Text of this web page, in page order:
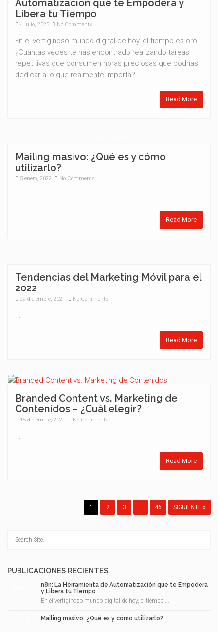
Automatización que te Empodera y
Libera tu Tiempo
4 julio, 2025 No Comments
En el vertiginoso mundo digital de hoy, el tiempo es oro.
¿Cuántas veces te has encontrado realizando tareas
repetitivas que consumen horas preciosas que podrías
dedicar a lo que realmente importa?...
Read More
Mailing masivo: ¿Qué es y cómo
utilizarlo?
5 enero, 2022 No Comments
...
Read More
Tendencias del Marketing Móvil para el
2022
29 diciembre, 2021 No Comments
...
Read More
Branded Content vs. Marketing de
Contenidos – ¿Cuál elegir?
15 diciembre, 2021 No Comments
Read More
1 2 3 46 SIGUIENTE »
PUBLICACIONES RECIENTES
n8n: La Herramienta de Automatización que te Empodera
y Libera tu Tiempo
En el vertiginoso mundo digital de hoy, el tiempo ...
Mailing masivo: ¿Qué es y cómo utilizarlo?